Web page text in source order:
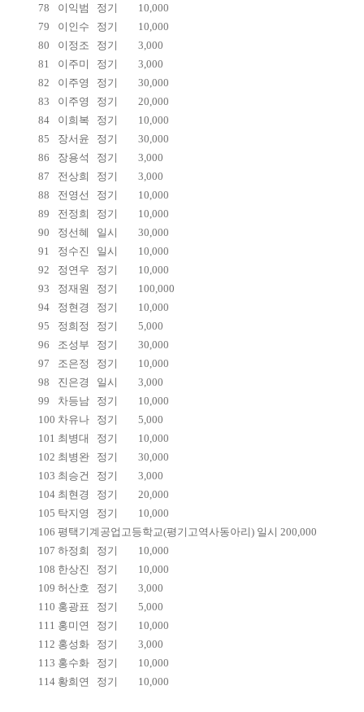
78
이익범 정기
10,000
79
이인수 정기
10,000
80
이정조 정기
3,000
81
이주미 정기
3,000
82
이주영 정기
30,000
83
이주영 정기
20,000
84
이희복 정기
10,000
85
장서윤 정기
30,000
86
장용석 정기
3,000
87
전상희 정기
3,000
88
전영선 정기
10,000
89
전정희 정기
10,000
90
정선혜 일시
30,000
91
정수진 일시
10,000
92
정연우 정기
10,000
93
정재원 정기
100,000
94
정현경 정기
10,000
95
정희정 정기
5,000
96
조성부 정기
30,000
97
조은정 정기
10,000
98
진은경 일시
3,000
99
차등남 정기
10,000
100 차유나 정기
5,000
101 최병대 정기
10,000
102 최병완 정기
30,000
103 최승건 정기
3,000
104 최현경 정기
20,000
105 탁지영 정기
10,000
106 평택기계공업고등학교(평기고역사동아리) 일시 200,000
107 하정희 정기
10,000
108 한상진 정기
10,000
109 허산호 정기
3,000
110 홍광표 정기
5,000
111 홍미연 정기
10,000
112 홍성화 정기
3,000
113 홍수화 정기
10,000
114 황희연 정기 10,000